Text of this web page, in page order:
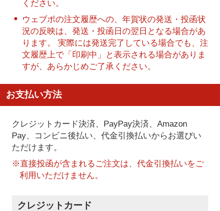
ください。
ウェブポの注文履歴への、年賀状の発送・投函状
況の反映は、発送・投函日の翌日となる場合があ
ります。 実際には発送完了している場合でも、注
文履歴上で「印刷中」と表示される場合がありま
すが、あらかじめご了承ください。
お支払い方法
クレジットカード決済、PayPay決済、Amazon
Pay、コンビニ後払い、代金引換払いからお選びい
ただけます。
※直接投函が含まれるご注文は、代金引換払いをご
利用いただけません。
クレジットカード